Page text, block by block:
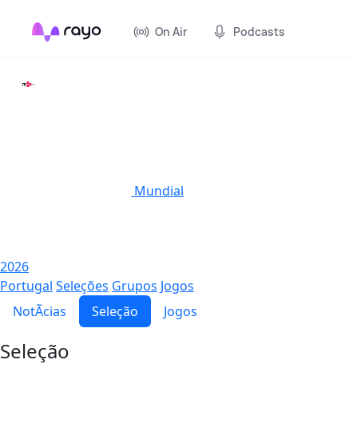
On Air Podcasts
Mundial
2026
Portugal Seleções Grupos Jogos
NotÃ­cias
Seleção Jogos
Seleção